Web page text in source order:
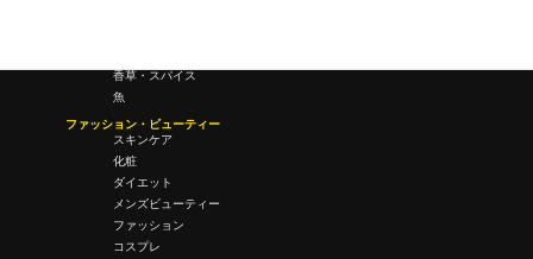
香草・スパイス
魚
ファッション・ビューティー
スキンケア
化粧
ダイエット
メンズビューティー
ファッション
コスプレ